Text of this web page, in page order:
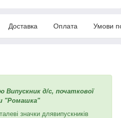
Доставка Оплата Умови
Випускник д/с, початкової
"Ромашка"
значки длявипускників